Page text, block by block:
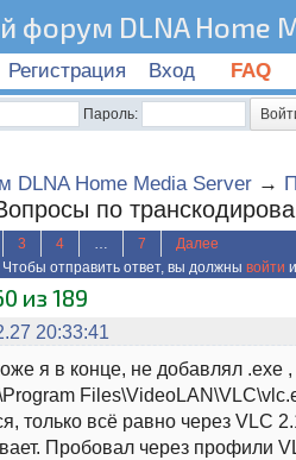
форум DLNA Home
Регистрация Вход FAQ
Пароль:
Home Media Server →
по
3 4 … 7
Далее
Чтобы отправить ответ, вы должны войти
из 189
20:33:41
я в конце, не добавлял .exe ,
только всё равно через VLC
Пробовал через профили